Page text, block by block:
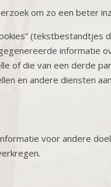
om zo een beter
informatie
of die van een derde
en andere diensten
voor andere